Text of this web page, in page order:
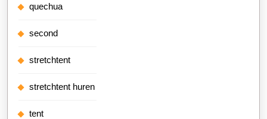
quechua
second
stretchtent
stretchtent huren
tent